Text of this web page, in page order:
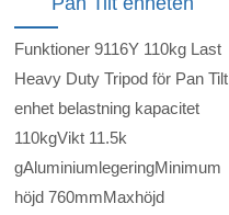
Funktioner 9116Y 110kg Last
Heavy Duty Tripod för Pan Tilt
enhet belastning kapacitet
110kgVikt 11.5k
gAluminiumlegeringMinimum
höjd 760mmMaxhöjd